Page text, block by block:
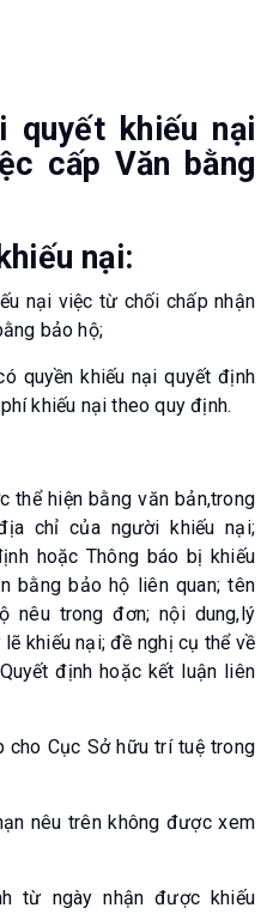
quyết khiếu nại
cấp Văn bằng
nại:
nại việc từ chối chấp nhận
bảo hộ;
quyền khiếu nại quyết định
khiếu nại theo quy định.
thể hiện bằng văn bản,trong
chỉ của người khiếu nại;
hoặc Thông báo bị khiếu
bằng bảo hộ liên quan; tên
nêu trong đơn; nội dung,lý
khiếu nại; đề nghị cụ thể về
định hoặc kết luận liên
Cục Sở hữu trí tuệ trong
nêu trên không được xem
từ ngày nhận được khiếu